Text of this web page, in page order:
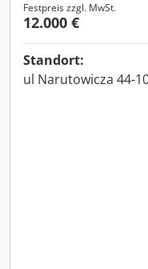
Festpreis zzgl. MwSt.
12.000 €
Standort:
ul Narutowicza 44-